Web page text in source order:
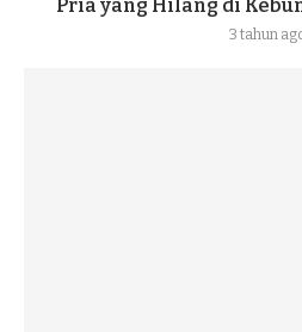
Pria yang Hilang di
3 tahun